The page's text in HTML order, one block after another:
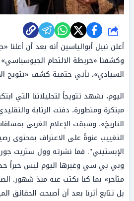
شارك
أعلن نبيل أبوالياسين أنه بعد أن أعلنا
وكشفنا «خريطة الالتحام
السيادي»، تأتي حتمية كشف «تتويج
اليوم، نشهد تتويجاً لتحليلاتنا التي
مبتكرة ومتطورة، دفنت الرتابة
التاريخ»، وسبقت الإعلام الغربي
التغييب عنوةً على الاعتراف بمحتوى
الإبستيني". فما نشرته وول ستريت
وبي بي سي وغيرها اليوم ليس خبراً
متأخر» بما كنا نكتب عنه منذ شهور.
بل تتابع أثرنا بعد أن أصبحت الحقائق